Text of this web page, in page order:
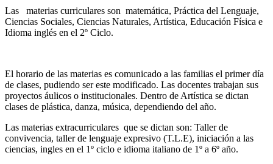
Las materias curriculares son matemática, Práctica del Lenguaje,
Ciencias Sociales, Ciencias Naturales, Artística, Educación Física e
Idioma inglés en el 2º Ciclo.
El horario de las materias es comunicado a las familias el primer día
de clases, pudiendo ser este modificado. Las docentes trabajan sus
proyectos áulicos o institucionales. Dentro de Artística se dictan
clases de plástica, danza, música, dependiendo del año.
Las materias extracurriculares que se dictan son: Taller de
convivencia, taller de lenguaje expresivo (T.L.E), iniciación a las
ciencias, ingles en el 1º ciclo e idioma italiano de 1º a 6º año.